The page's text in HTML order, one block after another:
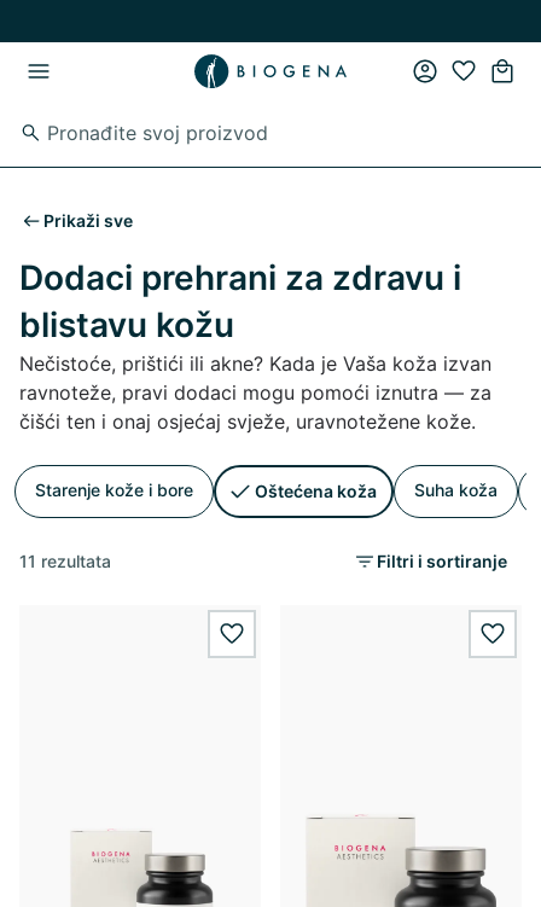
Prikaži sve
Dodaci prehrani za zdravu i
blistavu kožu
Nečistoće, prištići ili akne? Kada je Vaša koža izvan
ravnoteže, pravi dodaci mogu pomoći iznutra — za
čišći ten i onaj osjećaj svježe, uravnotežene kože.
Starenje kože i bore Oštećena koža Suha koža
11 rezultata Filtri i sortiranje
wishlist.add